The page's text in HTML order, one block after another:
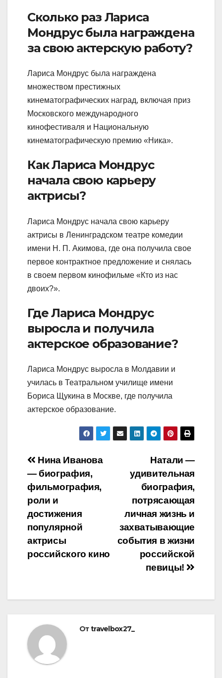
Сколько раз Лариса
Мондрус была награждена
за свою актерскую работу?
Лариса Мондрус была награждена
множеством престижных
кинематографических наград, включая приз
Московского международного
кинофестиваля и Национальную
кинематографическую премию «Ника».
Как Лариса Мондрус
начала свою карьеру
актрисы?
Лариса Мондрус начала свою карьеру
актрисы в Ленинградском театре комедии
имени Н. П. Акимова, где она получила свое
первое контрактное предложение и снялась
в своем первом кинофильме «Кто из нас
двоих?».
Где Лариса Мондрус
выросла и получила
актерское образование?
Лариса Мондрус выросла в Молдавии и
училась в Театральном училище имени
Бориса Щукина в Москве, где получила
актерское образование.
Навигация
по
записям
Натали —
удивительная
биография,
потрясающая
личная жизнь и
захватывающие
события в жизни
российской
певицы!
Нина Иванова
— биография,
фильмография,
роли и
достижения
популярной
актрисы
российского кино
Отtravelbox27_